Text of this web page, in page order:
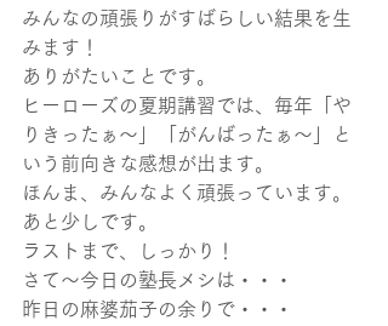
みんなの頑張りがすばらしい結果を生
みます！
ありがたいことです。
ヒーローズの夏期講習では、毎年「や
りきったぁ～」「がんばったぁ～」と
いう前向きな感想が出ます。
ほんま、みんなよく頑張っています。
あと少しです。
ラストまで、しっかり！
さて～今日の塾長メシは・・・
昨日の麻婆茄子の余りで・・・